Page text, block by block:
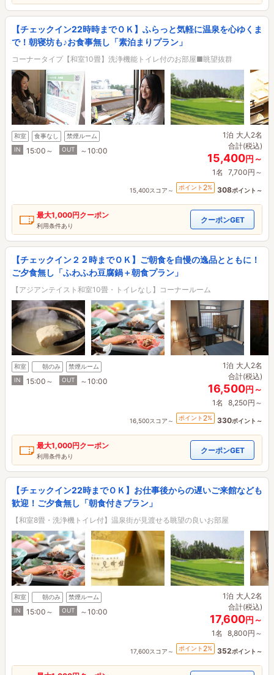
【チェックイン22時時までＯＫ】ふらっと気軽に温泉を心ゆくま
で！朝寝坊も♪お食事無し「素泊まりプラン」
コーナータイプ【和室10畳】洗浄機能トイレ付のお部屋■眺望抜群
和室 食事なし
禁煙ルーム
IN
15:00～ OUT ～10:00
1泊 大人2名
合計(税込)
15,400円～
1名 7,700円～
15,400スコア～ ポイント 2% 308ポイント～
最大1,000円クーポン
利用条件あり
クーポンGET
【チェックイン２２時までＯＫ】ご朝食を自慢の逸品とともに！
ご夕食無し「ふわふわ豆腐鍋＋朝食プラン」
【アジアンテイスト和室10畳・トイレなし】コーナールーム
和室 朝のみ
禁煙ルーム
IN
15:00～ OUT ～10:00
1泊 大人2名
合計(税込)
16,500円～
1名 8,250円～
16,500スコア～ ポイント 2% 330ポイント～
最大1,000円クーポン
利用条件あり
クーポンGET
【チェックイン22時までＯＫ】お仕事後からの遅いご来館なども
歓迎！ご夕食無し「朝食付きプラン」
【和室8畳・洗浄機トイレ付】温泉街が見渡せる眺望の良いお部屋
和室 朝のみ
禁煙ルーム
IN
15:00～ OUT ～10:00
1泊 大人2名
合計(税込)
17,600円～
1名 8,800円～
17,600スコア～ ポイント 2% 352ポイント～